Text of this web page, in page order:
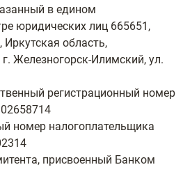
в едином
юридических лиц 665651,
область,
Железногорск-Илимский, ул.
регистрационный номер
номер налогоплательщика
присвоенный Банком